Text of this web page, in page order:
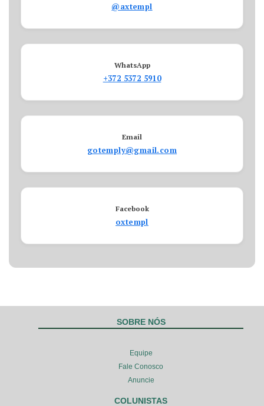
@axtempl
WhatsApp
+372 5372 5910
Email
gotemply@gmail.com
Facebook
oxtempl
SOBRE NÓS
Equipe
Fale Conosco
Anuncie
COLUNISTAS